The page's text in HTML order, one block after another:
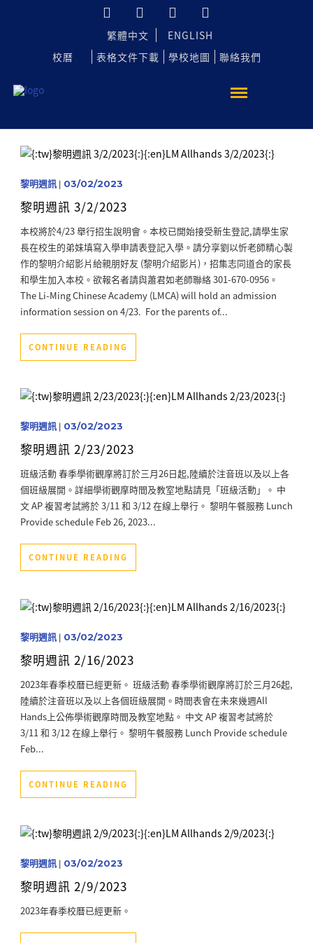
繁體中文
ENGLISH
校曆
表格文件下載 學校地圖 聯絡我們
黎明週訊| 03/02/2023
黎明週訊 3/2/2023
本校將於4/23 舉行招生說明會。本校已開始接受新生登記,請學生家
長在校生的弟妹填寫入學申請表登記入學。請分享劉以忻老師精心製
作的黎明介紹影片給親朋好友 (黎明介紹影片)，招集志同道合的家長
和學生加入本校。欲報名者請與蕭君如老師聯絡 301-670-0956。
The Li-Ming Chinese Academy (LMCA) will hold an admission
information session on 4/23. For the parents of...
CONTINUE READING
黎明週訊| 03/02/2023
黎明週訊 2/23/2023
班級活動 春季學術觀摩將訂於三月26日起,陸續於注音班以及以上各
個班級展開。詳細學術觀摩時間及教室地點請見「班級活動」。 中
文 AP 複習考試將於 3/11 和 3/12 在線上舉行。 黎明午餐服務 Lunch
Provide schedule Feb 26, 2023...
CONTINUE READING
黎明週訊| 03/02/2023
黎明週訊 2/16/2023
2023年春季校曆已經更新。 班級活動 春季學術觀摩將訂於三月26起,
陸續於注音班以及以上各個班級展開。時間表會在未來幾週All
Hands上公佈學術觀摩時間及教室地點。 中文 AP 複習考試將於
3/11 和 3/12 在線上舉行。 黎明午餐服務 Lunch Provide schedule
Feb...
CONTINUE READING
黎明週訊| 03/02/2023
黎明週訊 2/9/2023
2023年春季校曆已經更新。